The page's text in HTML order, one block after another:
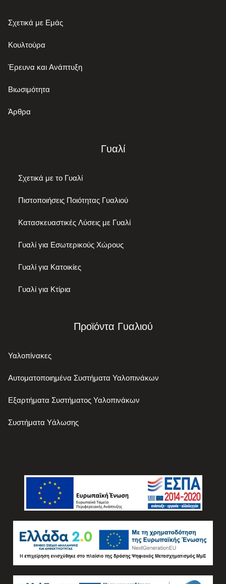
Σχετικά με Εμάς
Κουλτούρα
Έρευνα και Ανάπτυξη
Βιωσιμότητα
Άρθρα
Γυαλί
Σχετικά με το Γυαλί
Πιστοποιήσεις Ποιότητας Γυαλιού
Κατασκευαστικές Λύσεις με Γυαλί
Γυαλί για Εσωτερικούς Χώρους
Γυαλί για Κατοικίες
Γυαλί για Κτίρια
Προϊόντα Γυαλιού
Υαλοπίνακες
Αυτοματοποιημένα Συστήματα Υαλοπινάκων
Εξαρτήματα Συστήματος Υαλοπινάκων
Συστήματα Υάλωσης